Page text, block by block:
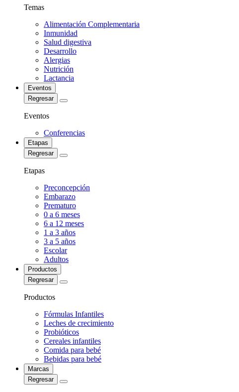
Temas
Alimentación Complementaria
Inmunidad
Salud digestiva
Desarrollo
Alergias
Nutrición
Lactancia
Eventos
Regresar
Eventos
Conferencias
Etapas
Regresar
Etapas
Preconcepción
Embarazo
Prematuro
0 a 6 meses
6 a 12 meses
1 a 3 años
3 a 5 años
Escolar
Adultos
Productos
Regresar
Productos
Fórmulas Infantiles
Leches de crecimiento
Probióticos
Cereales infantiles
Comida para bebé
Bebidas para bebé
Marcas
Regresar